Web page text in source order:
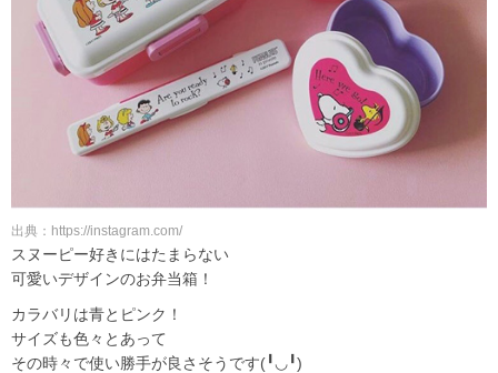
出典：https://instagram.com/
スヌーピー好きにはたまらない
可愛いデザインのお弁当箱！
カラバリは青とピンク！
サイズも色々とあって
その時々で使い勝手が良さそうです(╹◡╹)